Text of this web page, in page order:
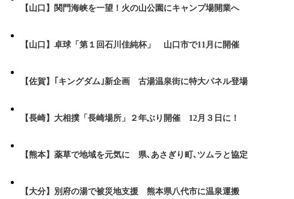
【山口】関門海峡を一望！火の山公園にキャンプ場開業へ
【山口】卓球「第１回石川佳純杯」 山口市で11月に開催
【佐賀】｢キングダム｣新企画 古湯温泉街に特大パネル登場
【長崎】大相撲「長崎場所」２年ぶり開催 12月３日に！
【熊本】薬草で地域を元気に 県､あさぎり町､ツムラと協定
【大分】別府の湯で被災地支援 熊本県八代市に温泉運搬